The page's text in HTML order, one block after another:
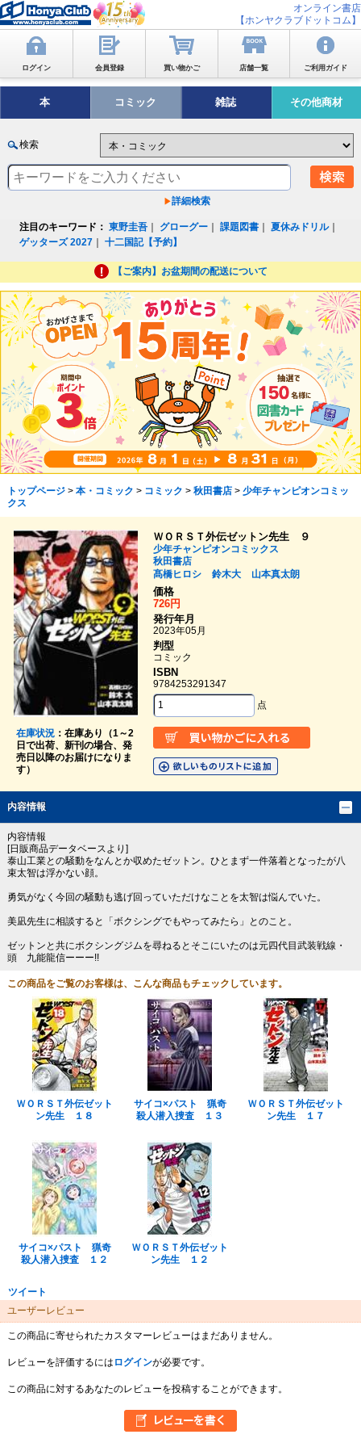
オンライン書店
【ホンヤクラブドットコム】
ログイン 会員登録 買い物かご 店舗一覧 ご利用ガイド
本 コミック 雑誌 その他商材
検索
詳細検索
注目のキーワード： 東野圭吾 グローグー ｜課題図書 ｜夏休みドリル｜
ゲッターズ 2027 ｜十二国記【予約】
【ご案内】お盆期間の配送について
トップページ> 本・コミック > コミック > 秋田書店> 少年チャンピオンコミッ
クス
在庫状況：在庫あり（1～2
日で出荷、新刊の場合、発
売日以降のお届けになりま
す）
ＷＯＲＳＴ外伝ゼットン先生 ９
少年チャンピオンコミックス
秋田書店
髙橋ヒロシ
鈴木大
山本真太朗
価格
726円
発行年月
2023年05月
判型
コミック
ISBN
9784253291347
点
内容情報
内容情報
[日販商品データベースより]
泰山工業との騒動をなんとか収めたゼットン。ひとまず一件落着となったが八
束太智は浮かない顔。
勇気がなく今回の騒動も逃げ回っていただけなことを太智は悩んでいた。
美凪先生に相談すると「ボクシングでもやってみたら」とのこと。
ゼットンと共にボクシングジムを尋ねるとそこにいたのは元四代目武装戦線・
頭 九能龍信ーーー!!
この商品をご覧のお客様は、こんな商品もチェックしています。
ＷＯＲＳＴ外伝ゼット
ン先生 １８
サイコ×パスト 猟奇
殺人潜入捜査 １３
ＷＯＲＳＴ外伝ゼット
ン先生 １７
サイコ×パスト 猟奇
殺人潜入捜査 １２
ＷＯＲＳＴ外伝ゼット
ン先生 １２
ツイート
ユーザーレビュー
この商品に寄せられたカスタマーレビューはまだありません。
レビューを評価するには ログインが必要です。
この商品に対するあなたのレビューを投稿することができます。